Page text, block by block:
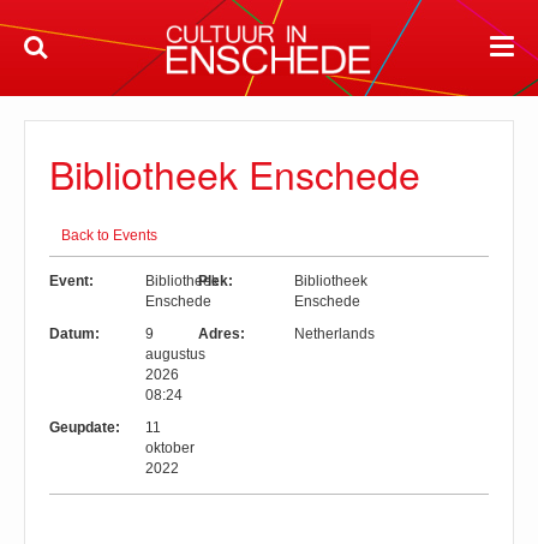
Bibliotheek Enschede
Back to Events
Event:
Bibliotheek
Enschede
Datum:
9
augustus
2026
08:24
Geupdate:
11
oktober
2022
Plek:
Bibliotheek
Enschede
Adres:
Netherlands